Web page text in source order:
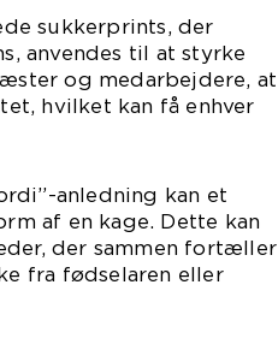
sukkerprints, der
anvendes til at styrke
og medarbejdere, at
hvilket kan få enhver
anledning kan et
af en kage. Dette kan
der sammen fortæller
fra fødselaren eller